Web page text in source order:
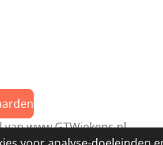
vanwww.GTWiekens.nl